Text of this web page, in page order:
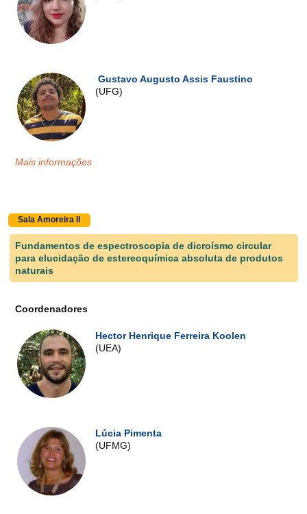
Gustavo Augusto Assis Faustino
(UFG)
Mais informações
Sala Amoreira II
Fundamentos de espectroscopia de dicroísmo circular
para elucidação de estereoquímica absoluta de produtos
naturais
Coordenadores
Hector Henrique Ferreira Koolen
(UEA)
Lúcia Pimenta
(UFMG)